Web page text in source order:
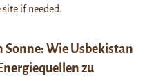
Sonne: Wie Usbekistan
zu
if needed.